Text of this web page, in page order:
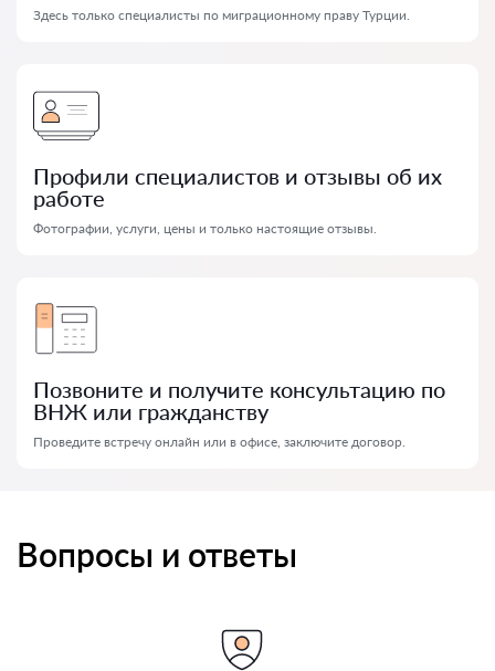
Здесь только специалисты по миграционному праву Турции.
Профили специалистов и отзывы об их
работе
Фотографии, услуги, цены и только настоящие отзывы.
Позвоните и получите консультацию по
ВНЖ или гражданству
Проведите встречу онлайн или в офисе, заключите договор.
Вопросы и ответы